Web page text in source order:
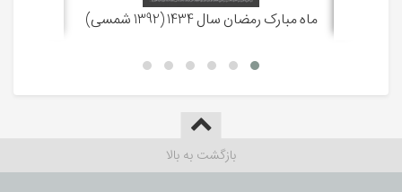
-
ماه مبارک رمضان سال 1434 (1392 شمسی)
بازگشت به بالا